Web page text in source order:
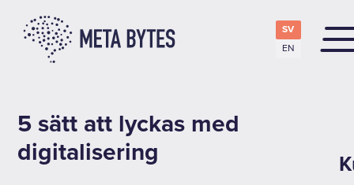
SV
EN
5 sätt att lyckas med
digitalisering